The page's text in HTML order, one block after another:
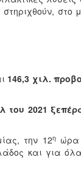
στο
146,3 χιλ.
του 2021
την 12η ώρα
και για